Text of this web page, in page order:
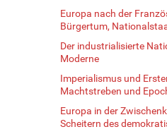
Europa nach der
Bürgertum,
Der industrialisierte
Moderne
Imperialismus und
Machtstreben und
Europa in der
Scheitern des